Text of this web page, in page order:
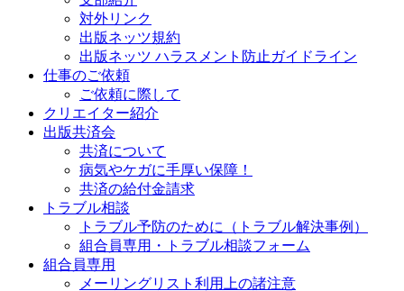
対外リンク
出版ネッツ規約
出版ネッツ ハラスメント防止ガイドライン
仕事のご依頼
ご依頼に際して
クリエイター紹介
出版共済会
共済について
病気やケガに手厚い保障！
共済の給付金請求
トラブル相談
トラブル予防のために（トラブル解決事例）
組合員専用・トラブル相談フォーム
組合員専用
メーリングリスト利用上の諸注意